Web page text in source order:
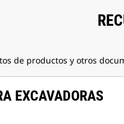
de productos y otros
EXCAVADORAS